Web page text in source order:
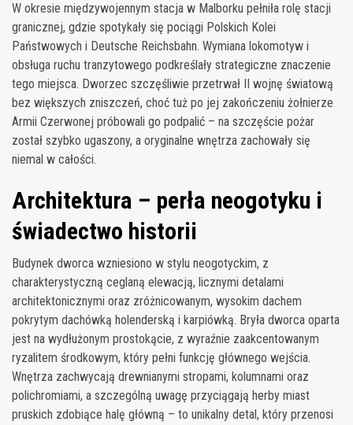
W okresie międzywojennym stacja w Malborku pełniła rolę stacji
granicznej, gdzie spotykały się pociągi Polskich Kolei
Państwowych i Deutsche Reichsbahn. Wymiana lokomotyw i
obsługa ruchu tranzytowego podkreślały strategiczne znaczenie
tego miejsca. Dworzec szczęśliwie przetrwał II wojnę światową
bez większych zniszczeń, choć tuż po jej zakończeniu żołnierze
Armii Czerwonej próbowali go podpalić – na szczęście pożar
został szybko ugaszony, a oryginalne wnętrza zachowały się
niemal w całości.
Architektura – perła neogotyku i
świadectwo historii
Budynek dworca wzniesiono w stylu neogotyckim, z
charakterystyczną ceglaną elewacją, licznymi detalami
architektonicznymi oraz zróżnicowanym, wysokim dachem
pokrytym dachówką holenderską i karpiówką. Bryła dworca oparta
jest na wydłużonym prostokącie, z wyraźnie zaakcentowanym
ryzalitem środkowym, który pełni funkcję głównego wejścia.
Wnętrza zachwycają drewnianymi stropami, kolumnami oraz
polichromiami, a szczególną uwagę przyciągają herby miast
pruskich zdobiące halę główną – to unikalny detal, który przenosi